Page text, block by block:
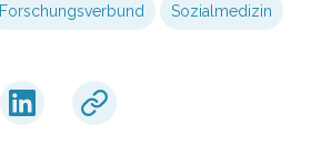
Forschungsverbund Sozialmedizin